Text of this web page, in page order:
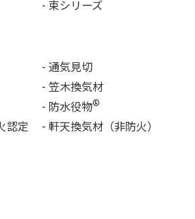
- 束シリーズ
- 通気見切
- 笠木換気材
- 防水役物®
認定
- 軒天換気材（非防火）